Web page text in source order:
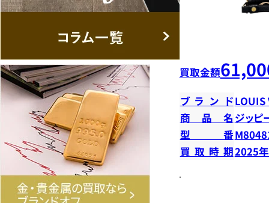
買取金額
ブランドLOUIS
商品名 ジッピ
型番
買取時期2025